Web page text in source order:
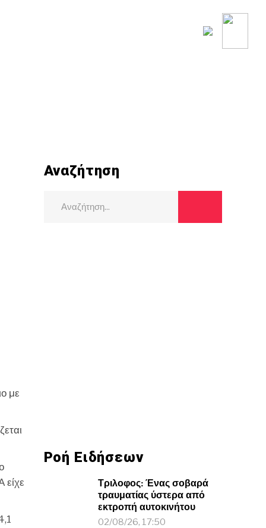
με
είχε
Αναζήτηση
Ροή Ειδήσεων
Τριλοφος: Ένας σοβαρά
τραυματίας ύστερα από
εκτροπή αυτοκινήτου
02/08/26, 17:50